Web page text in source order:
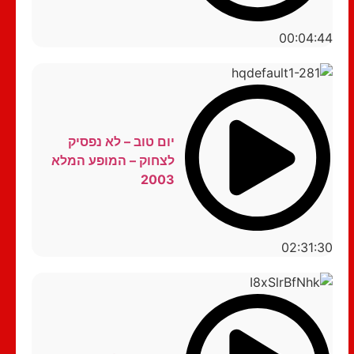
00:04:44
02:31:30
יום טוב – לא נפסיק
לצחוק – המופע המלא
2003